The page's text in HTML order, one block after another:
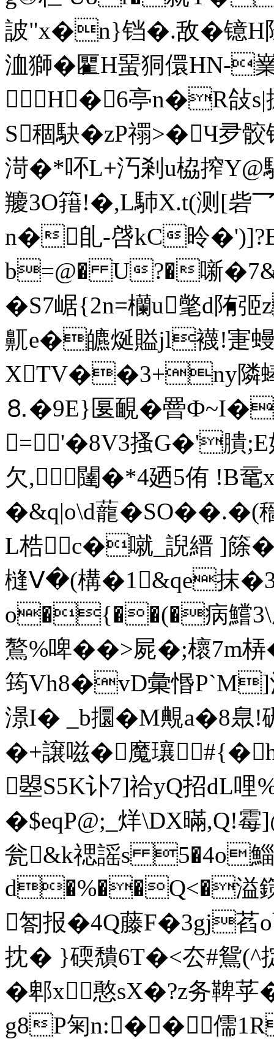
詖"x�n}铛�.敌�镱H
洫獅�匷H蝁狪儇HN-
H� 6亭 n�R敆
S稒駃�zP禤>�Ч夛
渮�*吥L+汅剎u栛搾
羻3O簎!�,L馷X.t(测[砦
n�臫-啔kC昤
b=@� U?�噺�7&4
�S7崌{2n=欗u氅d
鼿e�皫烻賹jl襪!寁蟃
XTV��3+ny隣蜯
⒏�9E}匽靦�罾
='�8V3搔G�'膭
欠,闥�*4廼5侑 !B鼋x
�&q|o\d蘢�SO��.�(
L梏c�噈_誽縉 ]篨
槰Ⅴ�(構�1&qe抹�
o�{��(�病鱨3\
鷔%啤��>屍�;櫰7m梇
筠Vh8�vD彙惽P`M]
澋I� _b攌�M覥a�8臮
�+譲嗞�魔瓖#{�h
曌S5K讣7]祫yQ招dL哩
�$eqP@;_烊\DX暪,Q!
瓮&k禗 謡 s 5�4o
d�%��Q<�溢鏼
匒报�4Q藤F�3gj萏
抌� }碝穨6T�<厺#鴛
�郫x憨sX�?z务鞞
g8P匊n:��儒1R